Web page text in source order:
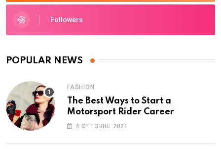
Followers
POPULAR NEWS
FASHION
The Best Ways to Start a
Motorsport Rider Career
4 OTTOBRE 2021